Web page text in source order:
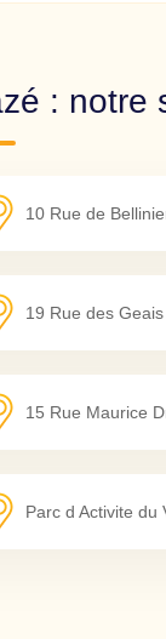
: notre
10 Rue de
19 Rue des Geais
15 Rue Maurice
Parc d Activite du